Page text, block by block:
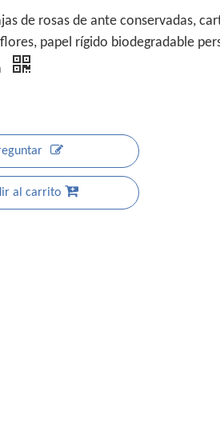
de rosas de ante conservadas,
papel rígido biodegradable
al carrito